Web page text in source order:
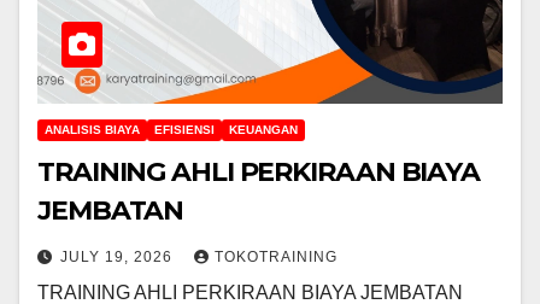
ANALISIS BIAYA EFISIENSI KEUANGAN
TRAINING AHLI PERKIRAAN BIAYA
JEMBATAN
JULY 19, 2026 TOKOTRAINING
TRAINING AHLI PERKIRAAN BIAYA JEMBATAN